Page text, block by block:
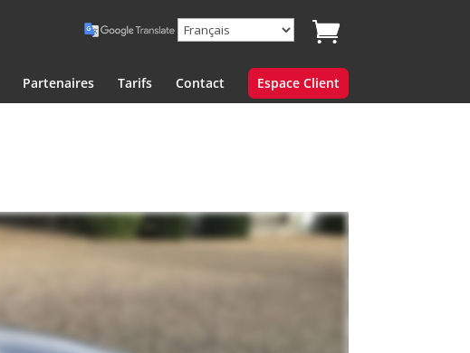
Partenaires Tarifs Contact Espace Client